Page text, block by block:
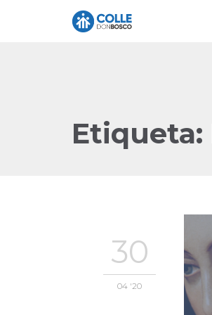
Etiqueta:
30
04 '20